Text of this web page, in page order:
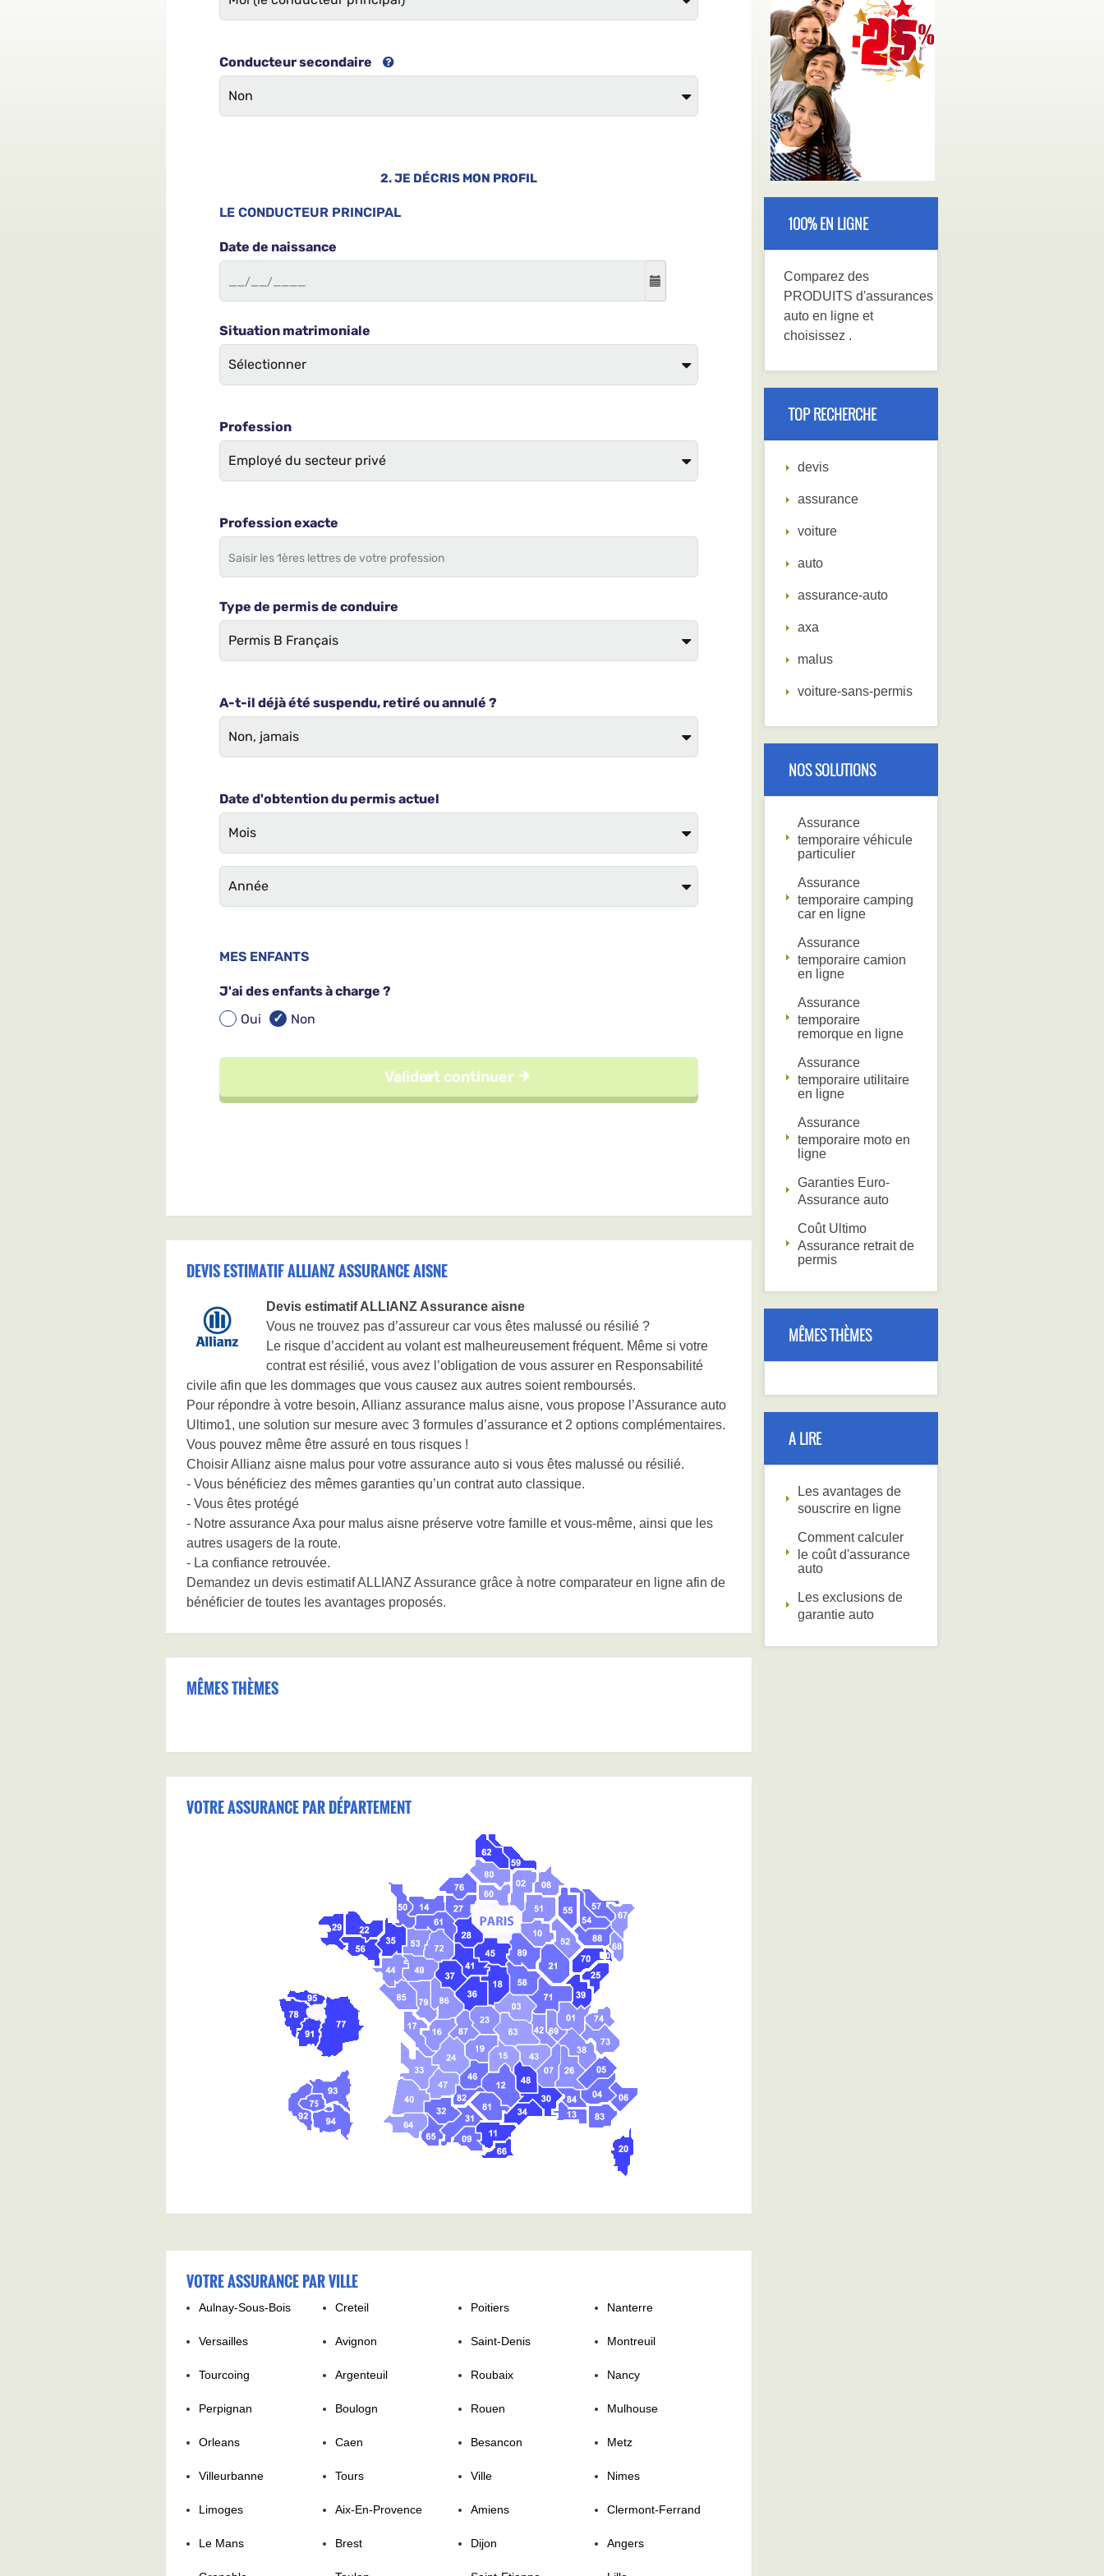
DEVIS ESTIMATIF ALLIANZ ASSURANCE AISNE
Devis estimatif ALLIANZ Assurance aisne
Vous ne trouvez pas d’assureur car vous êtes malussé ou résilié ?
Le risque d’accident au volant est malheureusement fréquent. Même si votre
contrat est résilié, vous avez l’obligation de vous assurer en Responsabilité
civile afin que les dommages que vous causez aux autres soient remboursés.
Pour répondre à votre besoin, Allianz assurance malus aisne, vous propose l’Assurance auto
Ultimo1, une solution sur mesure avec 3 formules d’assurance et 2 options complémentaires.
Vous pouvez même être assuré en tous risques !
Choisir Allianz aisne malus pour votre assurance auto si vous êtes malussé ou résilié.
- Vous bénéficiez des mêmes garanties qu’un contrat auto classique.
- Vous êtes protégé
- Notre assurance Axa pour malus aisne préserve votre famille et vous-même, ainsi que les
autres usagers de la route.
- La confiance retrouvée.
Demandez un devis estimatif ALLIANZ Assurance grâce à notre comparateur en ligne afin de
bénéficier de toutes les avantages proposés.
MÊMES THÈMES
VOTRE ASSURANCE PAR DÉPARTEMENT
VOTRE ASSURANCE PAR VILLE
Aulnay-Sous-Bois Creteil Poitiers Nanterre
Versailles Avignon Saint-Denis Montreuil
Tourcoing Argenteuil Roubaix Nancy
Perpignan Boulogn Rouen Mulhouse
Orleans Caen Besancon Metz
Villeurbanne Tours Ville Nimes
Limoges Aix-En-Provence Amiens Clermont-Ferrand
Le Mans Brest Dijon Angers
100% EN LIGNE
Comparez des
PRODUITS d'assurances
auto en ligne et
choisissez .
TOP RECHERCHE
devis
assurance
voiture
auto
assurance-auto
axa
malus
voiture-sans-permis
NOS SOLUTIONS
Assurance
temporaire véhicule
particulier
Assurance
temporaire camping
car en ligne
Assurance
temporaire camion
en ligne
Assurance
temporaire
remorque en ligne
Assurance
temporaire utilitaire
en ligne
Assurance
temporaire moto en
ligne
Garanties Euro-
Assurance auto
Coût Ultimo
Assurance retrait de
permis
MÊMES THÈMES
A LIRE
Les avantages de
souscrire en ligne
Comment calculer
le coût d'assurance
auto
Les exclusions de
garantie auto